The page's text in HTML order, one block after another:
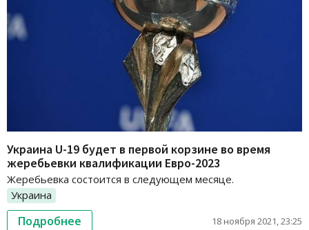
Украина U-19 будет в первой корзине во время
жеребьевки квалификации Евро-2023
Жеребьевка состоится в следующем месяце.
Украина
Подробнее 18 ноября 2021, 23:25